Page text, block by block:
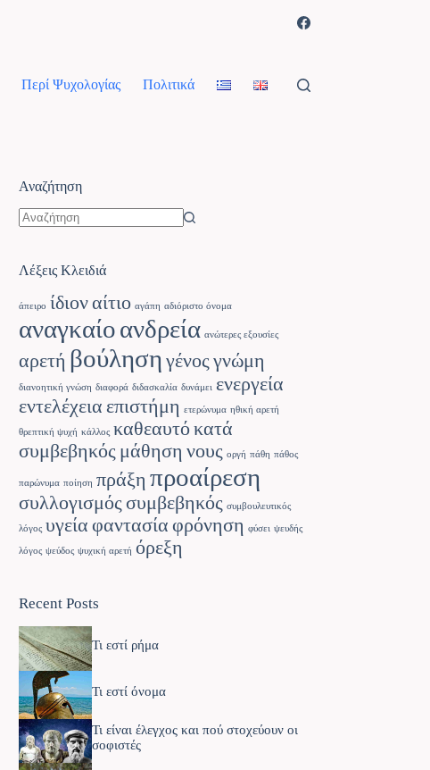
Περί Ψυχολογίας Πολιτικά
Αναζήτηση
Λέξεις Κλειδιά
άπειρο ίδιοναίτιο αγάπη αδιόριστο όνομα
αναγκαίοανδρεία ανώτερες εξουσίες
αρετή βούληση γένος γνώμη
διανοητική γνώση διαφορά διδασκαλία δυνάμει ενεργεία
εντελέχεια επιστήμη ετερώνυμα ηθική αρετή
θρεπτική ψυχή κάλλος καθεαυτόκατά
συμβεβηκός μάθηση νους οργή πάθη πάθος
παρώνυμα ποίηση πράξη προαίρεση
συλλογισμός συμβεβηκός συμβουλευτικός
λόγος υγεία φαντασία φρόνηση φύσει ψευδής
λόγος ψεύδος ψυχική αρετή όρεξη
Recent Posts
Τι εστί ρήμα
Τι εστί όνομα
Τι είναι έλεγχος και πού στοχεύουν οι
σοφιστές